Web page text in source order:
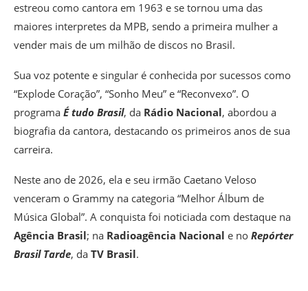
estreou como cantora em 1963 e se tornou uma das
maiores interpretes da MPB, sendo a primeira mulher a
vender mais de um milhão de discos no Brasil.
Sua voz potente e singular é conhecida por sucessos como
“Explode Coração”, “Sonho Meu” e “Reconvexo”. O
programa É tudo Brasil, da Rádio Nacional, abordou a
biografia da cantora, destacando os primeiros anos de sua
carreira.
Neste ano de 2026, ela e seu irmão Caetano Veloso
venceram o Grammy na categoria “Melhor Álbum de
Música Global”. A conquista foi noticiada com destaque na
Agência Brasil; na Radioagência Nacional e no Repórter
Brasil Tarde, da TV Brasil.